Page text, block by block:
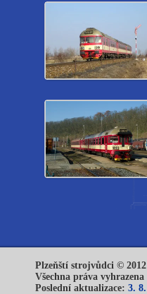
Plzeňští strojvůdci ©
Všechna práva vyhrazena
Poslední aktualizace: 3.